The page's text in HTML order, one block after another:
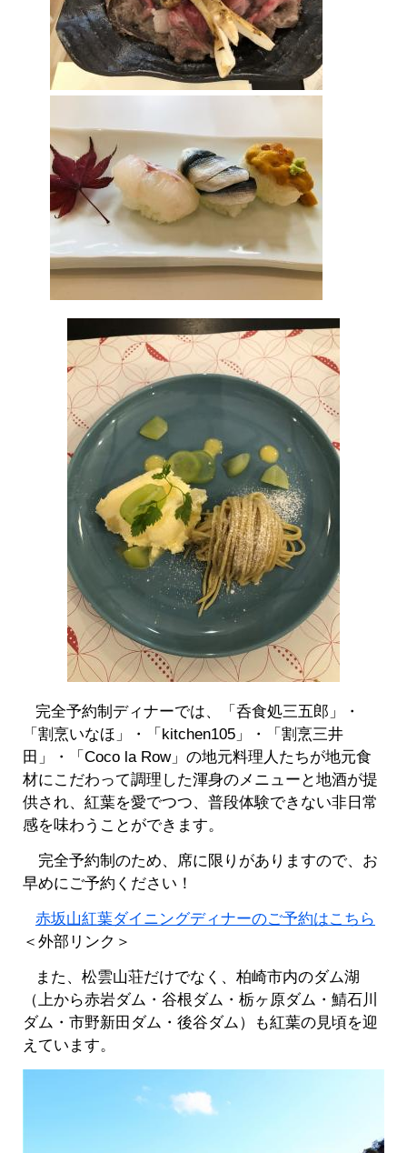
完全予約制ディナーでは、「呑食処三五郎」・
「割烹いなほ」・「kitchen105」・「割烹三井
田」・「Coco la Row」の地元料理人たちが地元食
材にこだわって調理した渾身のメニューと地酒が提
供され、紅葉を愛でつつ、普段体験できない非日常
感を味わうことができます。
完全予約制のため、席に限りがありますので、お
早めにご予約ください！​
赤坂山紅葉ダイニングディナーのご予約はこちら
＜外部リンク＞
また、松雲山荘だけでなく、柏崎市内のダム湖
（上から赤岩ダム・谷根ダム・栃ヶ原ダム・鯖石川
ダム・市野新田ダム・後谷ダム）も紅葉の見頃を迎
えています。